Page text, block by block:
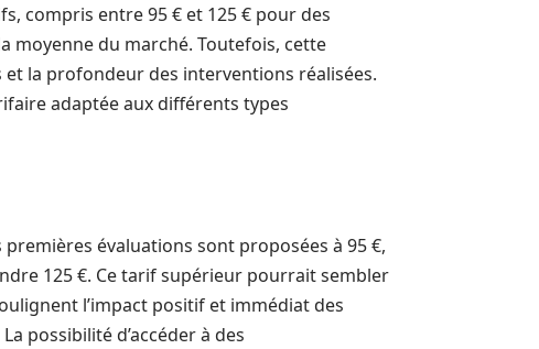
compris entre 95 € et 125 € pour des
moyenne du marché. Toutefois, cette
la profondeur des interventions réalisées.
adaptée aux différents types
évaluations sont proposées à 95 €,
125 €. Ce tarif supérieur pourrait sembler
l’impact positif et immédiat des
possibilité d’accéder à des